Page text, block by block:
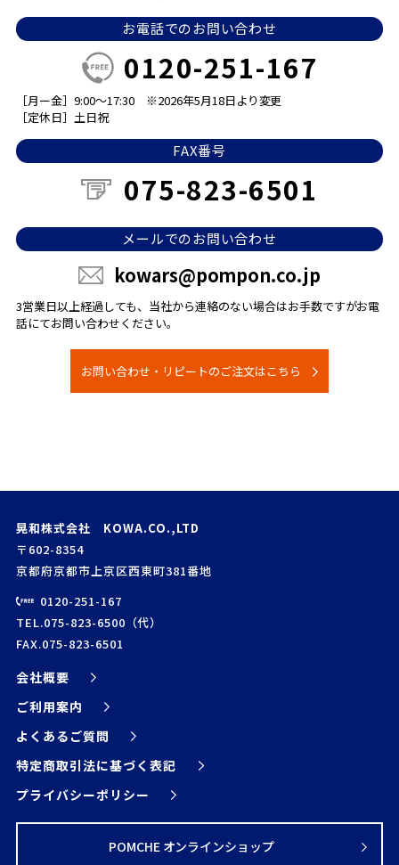
お電話でのお問い合わせ
0120-251-167
［月ー金］9:00～17:30
※2026年5月18日より変更
［定休日］土日祝
FAX番号
075-823-6501
メールでのお問い合わせ
kowars@pompon.co.jp
3営業日以上経過しても、当社から連絡のない場合はお手数ですがお電
話にてお問い合わせください。
お問い合わせ・リピートのご注文はこちら
晃和株式会社 KOWA.CO.,LTD
〒602-8354
京都府京都市上京区西東町381番地
0120-251-167
TEL.075-823-6500（代）
FAX.075-823-6501
会社概要
ご利用案内
よくあるご質問
特定商取引法に基づく表記
プライバシーポリシー
POMCHE オンラインショップ